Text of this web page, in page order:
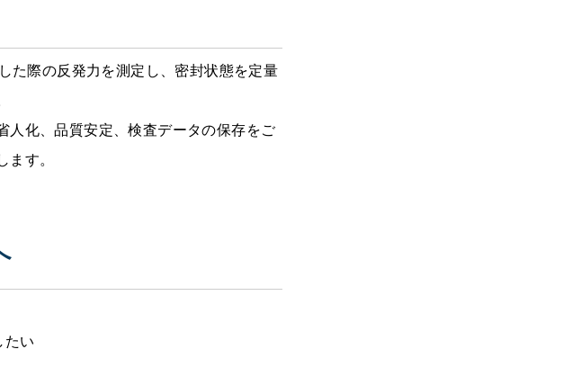
た際の反発力を測定し、密封状態を定量
人化、品質安定、検査データの保存をご
ます。
たい